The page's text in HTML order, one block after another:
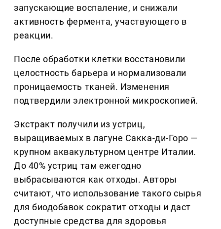
запускающие воспаление, и снижали
активность фермента, участвующего в
реакции.
После обработки клетки восстановили
целостность барьера и нормализовали
проницаемость тканей. Изменения
подтвердили электронной микроскопией.
Экстракт получили из устриц,
выращиваемых в лагуне Сакка-ди-Горо —
крупном аквакультурном центре Италии.
До 40% устриц там ежегодно
выбрасываются как отходы. Авторы
считают, что использование такого сырья
для биодобавок сократит отходы и даст
доступные средства для здоровья